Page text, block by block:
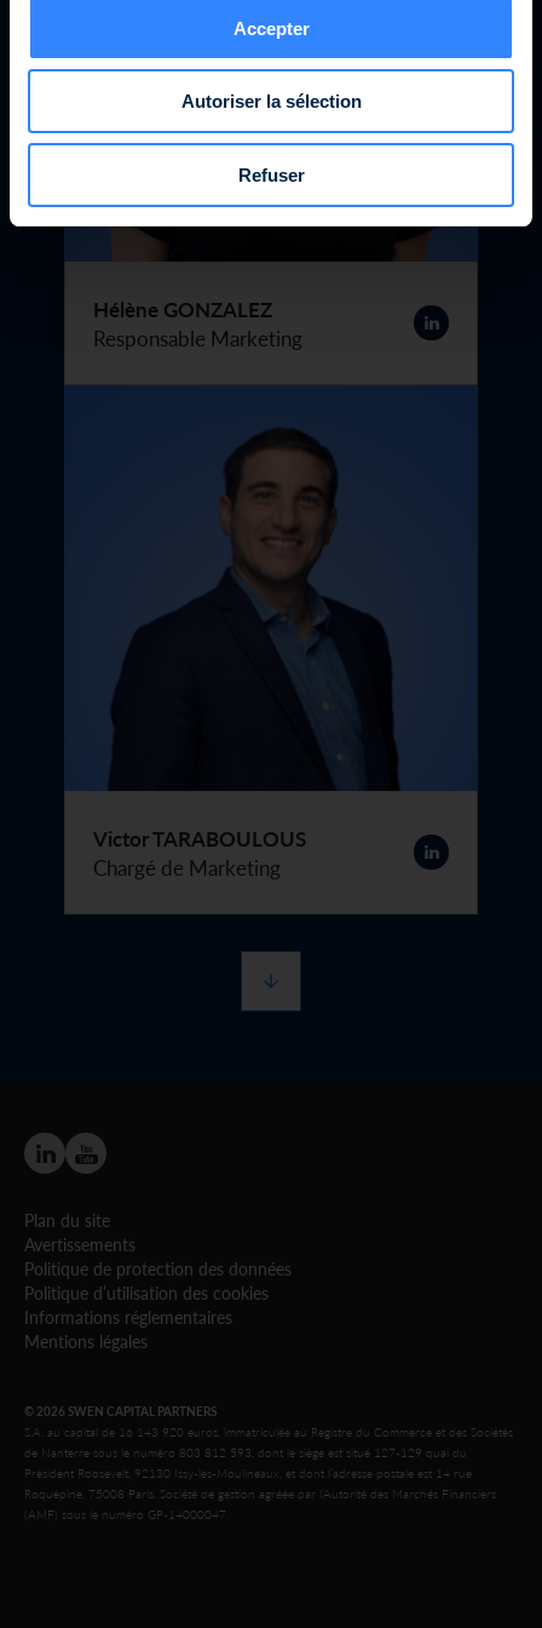
Accepter
Autoriser la sélection
Refuser
Hélène GONZALEZ
Responsable Marketing
Victor TARABOULOUS
Chargé de Marketing
Plan du site
Avertissements
Politique de protection des données
Politique d’utilisation des cookies
Informations réglementaires
Mentions légales
© 2026 SWEN CAPITAL PARTNERS
S.A. au capital de 16 143 920 euros, immatriculée au Registre du Commerce et des Sociétés
de Nanterre sous le numéro 803 812 593, dont le siège est situé 127-129 quai du
Président Roosevelt, 92130 Issy-les-Moulineaux, et dont l’adresse postale est 14 rue
Roquépine, 75008 Paris. Société de gestion agréée par l’Autorité des Marchés Financiers
(AMF) sous le numéro GP-14000047.